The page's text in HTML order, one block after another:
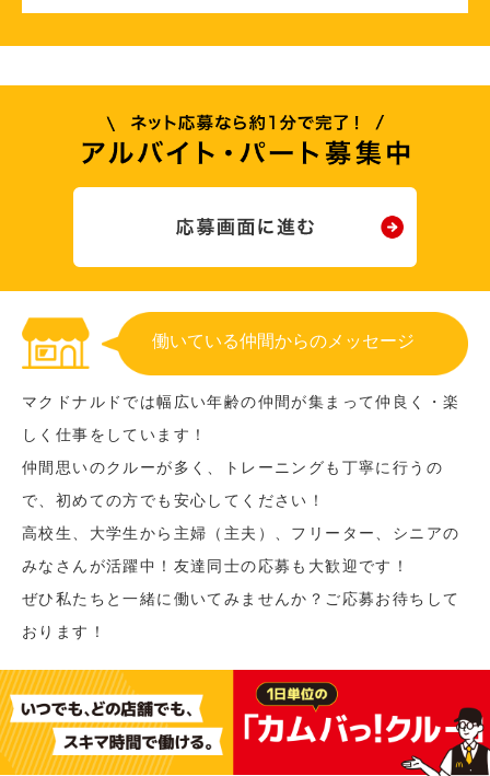
働いている仲間からのメッセージ
マクドナルドでは幅広い年齢の仲間が集まって仲良く・楽
しく仕事をしています！
仲間思いのクルーが多く、トレーニングも丁寧に行うの
で、初めての方でも安心してください！
高校生、大学生から主婦（主夫）、フリーター、シニアの
みなさんが活躍中！友達同士の応募も大歓迎です！
ぜひ私たちと一緒に働いてみませんか？ご応募お待ちして
おります！